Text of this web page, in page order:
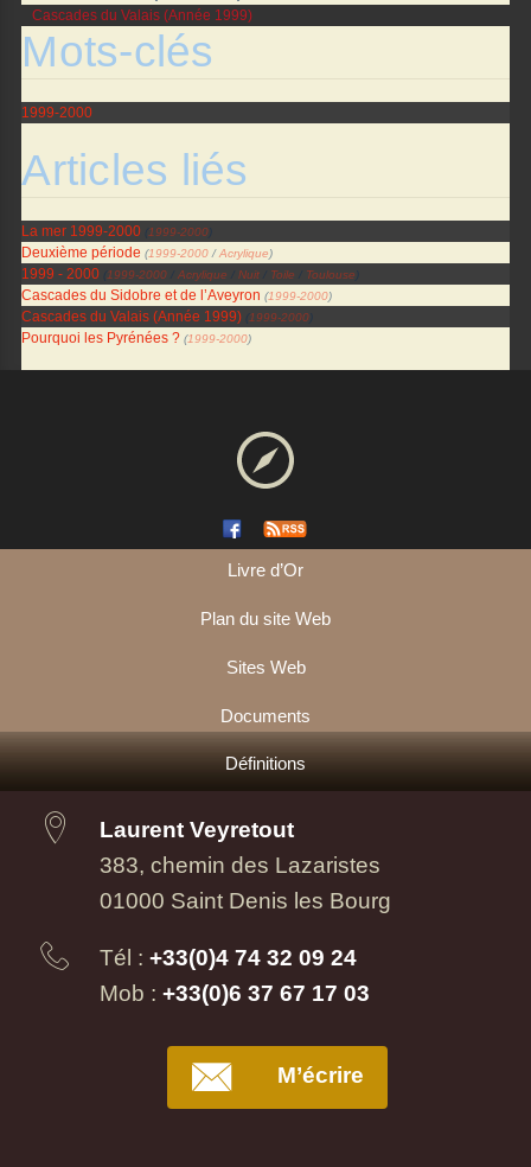
Cascades du Valais (Année 1999)
Mots-clés
1999-2000
Articles liés
La mer 1999-2000 (1999-2000)
Deuxième période (1999-2000 /Acrylique)
1999 - 2000 (1999-2000 /Acrylique /Nuit Toile Toulouse)
Cascades du Sidobre et de l’Aveyron (1999-2000)
Cascades du Valais (Année 1999) (1999-2000)
Pourquoi les Pyrénées ? (1999-2000)
Livre d’Or
Plan du site Web
Sites Web
Documents
Définitions
Laurent Veyretout
383, chemin des Lazaristes
01000 Saint Denis les Bourg
Tél : +33(0)4 74 32 09 24
Mob : +33(0)6 37 67 17 03
M’écrire